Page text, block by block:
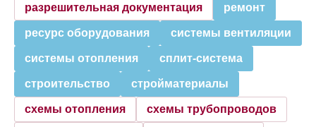
разрешительная документация ремонт
ресурс оборудования системы вентиляции
системы отопления сплит-система
строительство стройматериалы
схемы отопления схемы трубопроводов